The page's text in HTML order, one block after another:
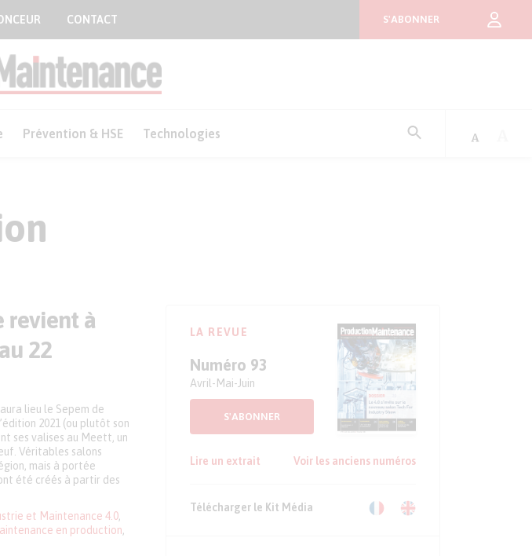
CONTACT S'ABONNER
Prévention & HSE Technologies
revient à
22
et Maintenance 4.0
en production
lieu le Sepem de
2021 (ou plutôt son
ses valises au Meett, un
Véritables salons
mais à portée
été créés à partir des
LA REVUE
Numéro 93
Avril-Mai-Juin
S'ABONNER
Lire un extrait Voir les anciens numéros
Télécharger le Kit Média